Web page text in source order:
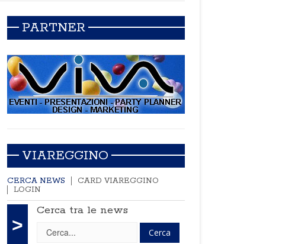
PARTNER
VIAREGGINO
CERCA NEWS
CARD VIAREGGINO
LOGIN
>
Cerca tra le news